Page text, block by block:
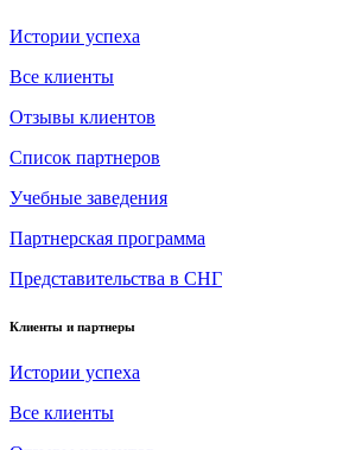
Истории успеха
Все клиенты
Отзывы клиентов
Список партнеров
Учебные заведения
Партнерская программа
Представительства в СНГ
Клиенты и партнеры
Истории успеха
Все клиенты